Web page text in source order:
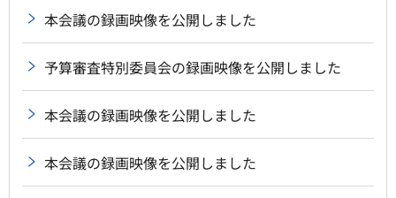
本会議の録画映像を公開しました
予算審査特別委員会の録画映像を公開しました
本会議の録画映像を公開しました
本会議の録画映像を公開しました